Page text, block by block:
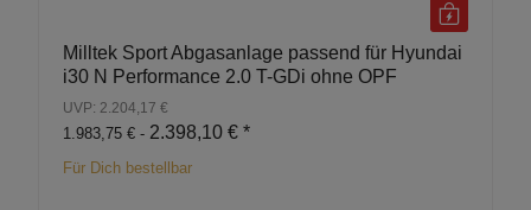
Milltek Sport Abgasanlage passend für Hyundai
i30 N Performance 2.0 T-GDi ohne OPF
UVP: 2.204,17 €
1.983,75 € - 2.398,10 € *
Für Dich bestellbar